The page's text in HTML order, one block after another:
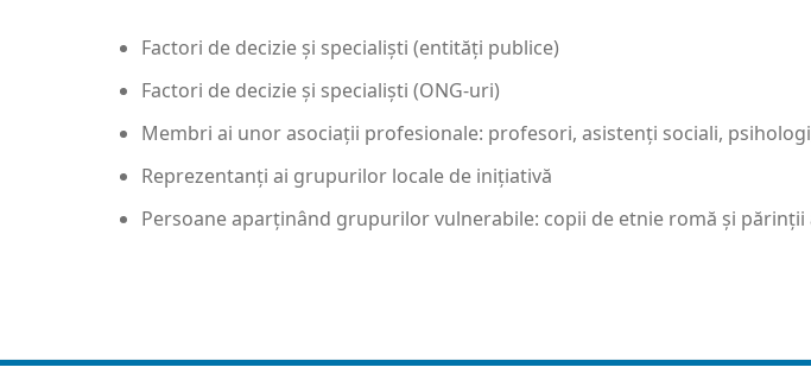
Factori de decizie și specialiști (entități publice)
Factori de decizie și specialiști (ONG-uri)
Membri ai unor asociații profesionale: profesori, asistenți sociali,
Reprezentanți ai grupurilor locale de inițiativă
Persoane aparținând grupurilor vulnerabile: copii de etnie romă şi părinții